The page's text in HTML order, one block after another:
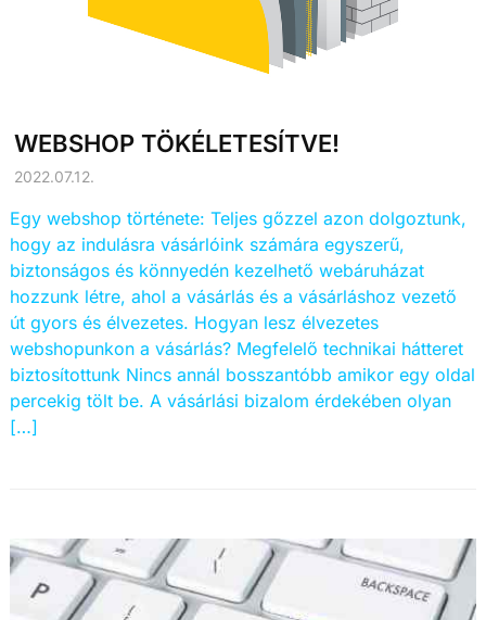
WEBSHOP TÖKÉLETESÍTVE!
2022.07.12.
Egy webshop története: Teljes gőzzel azon dolgoztunk,
hogy az indulásra vásárlóink számára egyszerű,
biztonságos és könnyedén kezelhető webáruházat
hozzunk létre, ahol a vásárlás és a vásárláshoz vezető
út gyors és élvezetes. Hogyan lesz élvezetes
webshopunkon a vásárlás? Megfelelő technikai hátteret
biztosítottunk Nincs annál bosszantóbb amikor egy oldal
percekig tölt be. A vásárlási bizalom érdekében olyan
[…]